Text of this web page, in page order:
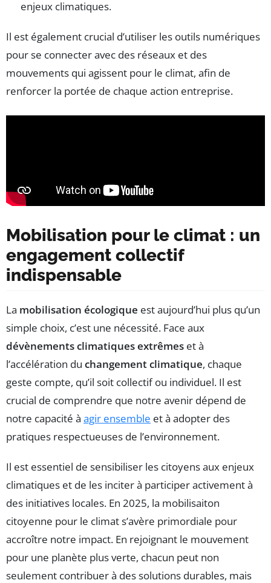
enjeux climatiques.
Il est également crucial d’utiliser les outils numériques
pour se connecter avec des réseaux et des
mouvements qui agissent pour le climat, afin de
renforcer la portée de chaque action entreprise.
Mobilisation pour le climat : un
engagement collectif
indispensable
La mobilisation écologique est aujourd’hui plus qu’un
simple choix, c’est une nécessité. Face aux
dévènements climatiques extrêmes et à
l’accélération du changement climatique, chaque
geste compte, qu’il soit collectif ou individuel. Il est
crucial de comprendre que notre avenir dépend de
notre capacité à agir ensemble et à adopter des
pratiques respectueuses de l’environnement.
Il est essentiel de sensibiliser les citoyens aux enjeux
climatiques et de les inciter à participer activement à
des initiatives locales. En 2025, la mobilisaiton
citoyenne pour le climat s’avère primordiale pour
accroître notre impact. En rejoignant le mouvement
pour une planète plus verte, chacun peut non
seulement contribuer à des solutions durables, mais